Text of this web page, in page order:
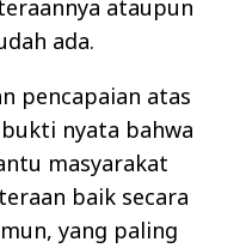
ataupun
ada.
pencapaian atas
nyata bahwa
masyarakat
baik secara
yang paling